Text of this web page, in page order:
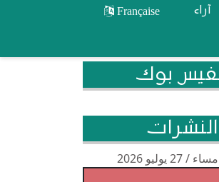
آراء Française
بوك
النشرات
يوليو 2026